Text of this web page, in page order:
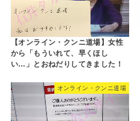
【オンライン・クンニ道場】女性
から「もういれて、早くほし
い…」とおねだりしてきました！
オンライン・クンニ道場